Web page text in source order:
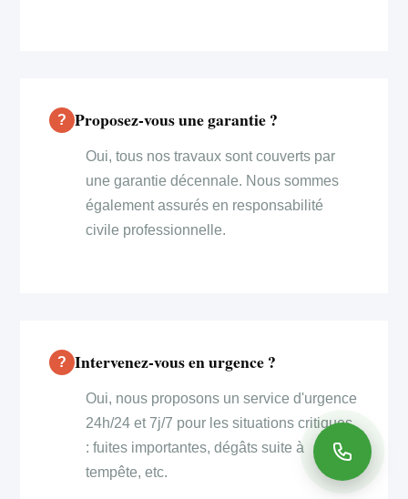
Proposez-vous une garantie ?
Oui, tous nos travaux sont couverts par
une garantie décennale. Nous sommes
également assurés en responsabilité
civile professionnelle.
Intervenez-vous en urgence ?
Oui, nous proposons un service d'urgence
24h/24 et 7j/7 pour les situations critiques
: fuites importantes, dégâts suite à
tempête, etc.